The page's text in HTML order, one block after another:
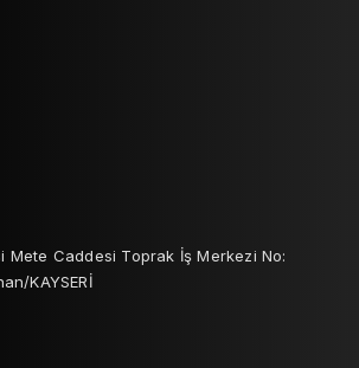
Mete Caddesi Toprak İş Merkezi No:
KAYSERİ